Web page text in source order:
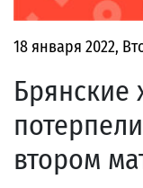
18 января 2022,
Брянские
втором